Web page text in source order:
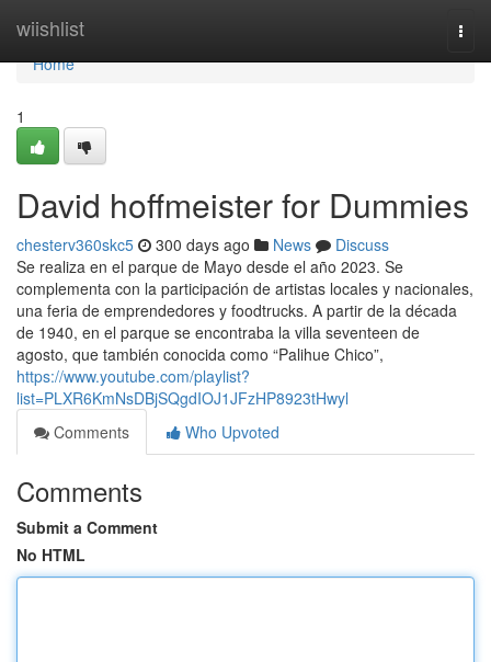
wiishlist
Home
Home
1
David hoffmeister for Dummies
chesterv360skc5 300 days ago News
Discuss
Se realiza en el parque de Mayo desde el año 2023. Se
complementa con la participación de artistas locales y nacionales,
una feria de emprendedores y foodtrucks. A partir de la década
de 1940, en el parque se encontraba la villa seventeen de
agosto, que también conocida como “Palihue Chico”,
https://www.youtube.com/playlist?
list=PLXR6KmNsDBjSQgdIOJ1JFzHP8923tHwyl
Comments
Who Upvoted
Comments
Submit a Comment
No HTML